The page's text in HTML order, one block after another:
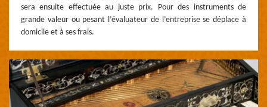
sera ensuite effectuée au juste prix. Pour des instruments de
grande valeur ou pesant l’évaluateur de l’entreprise se déplace à
domicile et à ses frais.